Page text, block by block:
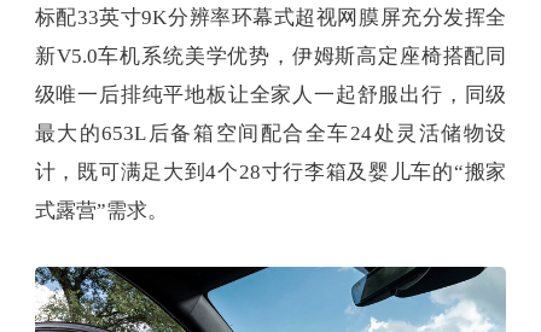
标配33英寸9K分辨率环幕式超视网膜屏充分发挥全
新V5.0车机系统美学优势，伊姆斯高定座椅搭配同
级唯一后排纯平地板让全家人一起舒服出行，同级
最大的653L后备箱空间配合全车24处灵活储物设
计，既可满足大到4个28寸行李箱及婴儿车的“搬家
式露营”需求。